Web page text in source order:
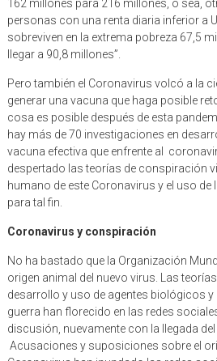
personas con una renta diaria inferior a
sobreviven en la extrema pobreza 67,5
llegar a 90,8 millones”.
generar una vacuna que haga posible
cosa es posible después de esta
hay más de 70 investigaciones en
vacuna efectiva que enfrente al
despertado las teorías de conspiración
humano de este Coronavirus y el uso de
para tal fin.
origen animal del nuevo virus. Las
desarrollo y uso de agentes biológicos y
guerra han florecido en las redes
discusión, nuevamente con la llegada
Acusaciones y suposiciones sobre el
Coronavirus han inundado las redes